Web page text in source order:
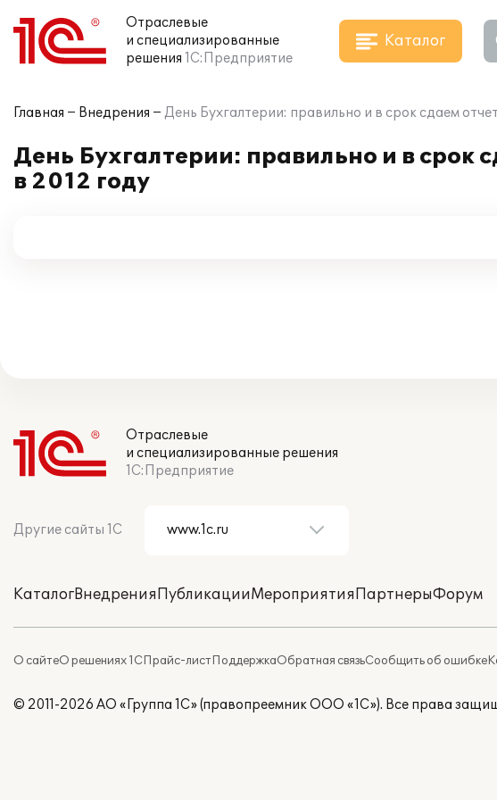
Отраслевые
и специализированные
решения 1С:Предприятие
Каталог
Главная Внедрения День Бухгалтерии: правильно и в срок сдаем
День Бухгалтерии: правильно и в срок
в 2012 году
Отраслевые
и специализированные решения
1С:Предприятие
Другие сайты 1С
КаталогВнедренияПубликацииМероприятияПартнерыФорум
О сайтеО решениях 1СПрайс-листПоддержкаОбратная связьСообщить об ошибке
© 2011-2026 АО «Группа 1С» (правопреемник ООО «1С»). Все права